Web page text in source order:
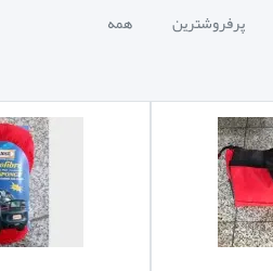
پرفروشترین
همه